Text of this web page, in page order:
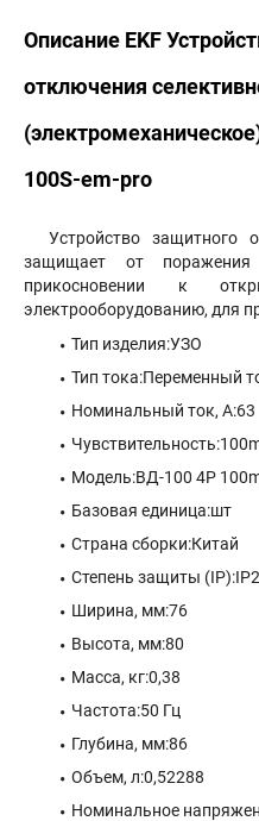
Описание EKF
отключения
100S-em-pro
Устройство защитного
защищает от
прикосновении к
электрооборудованию, для
Тип изделия:УЗО
Тип тока:Переменный
Номинальный ток, А:63
Модель:ВД-100 4P
Базовая единица:шт
Страна сборки:Китай
Степень защиты
Ширина, мм:76
Высота, мм:80
Масса, кг:0,38
Частота:50 Гц
Глубина, мм:86
Объем, л:0,52288
Номинальное